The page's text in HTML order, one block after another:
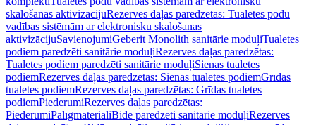
skalošanas aktivizācijuRezerves daļas paredzētas: Tualetes podu
vadības sistēmām ar elektronisku skalošanas
aktivizācijuSavienojumiGeberit Monolith sanitārie moduļiTualetes
podiem paredzēti sanitārie moduļiRezerves daļas paredzētas:
Tualetes podiem paredzēti sanitārie moduļiSienas tualetes
podiemRezerves daļas paredzētas: Sienas tualetes podiemGrīdas
tualetes podiemRezerves daļas paredzētas: Grīdas tualetes
podiemPiederumiRezerves daļas paredzētas:
PiederumiPalīgmateriāliBidē paredzēti sanitārie moduļiRezerves